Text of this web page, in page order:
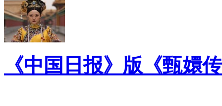
《中国日报》版《甄嬛